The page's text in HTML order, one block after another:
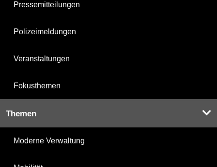
Pressemitteilungen
Polizeimeldungen
Veranstaltungen
Fokusthemen
Themen
Moderne Verwaltung